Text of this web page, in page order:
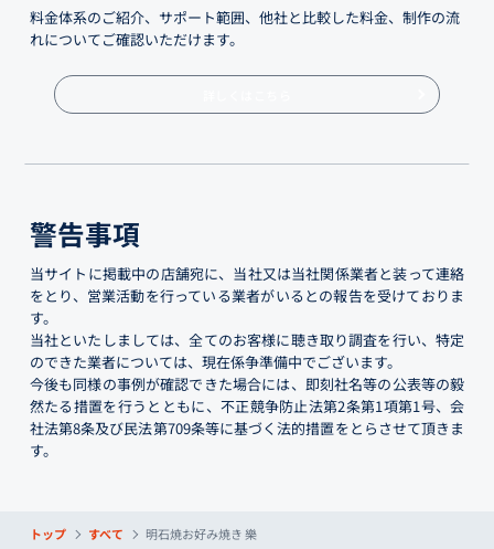
料金体系のご紹介、サポート範囲、他社と比較した料金、制作の流
れについてご確認いただけます。
警告事項
当サイトに掲載中の店舗宛に、当社又は当社関係業者と装って連絡
をとり、営業活動を行っている業者がいるとの報告を受けておりま
す。
当社といたしましては、全てのお客様に聴き取り調査を行い、特定
のできた業者については、現在係争準備中でございます。
今後も同様の事例が確認できた場合には、即刻社名等の公表等の毅
然たる措置を行うとともに、不正競争防止法第2条第1項第1号、会
社法第8条及び民法第709条等に基づく法的措置をとらさせて頂きま
す。
トップ すべて 明石焼お好み焼き 樂